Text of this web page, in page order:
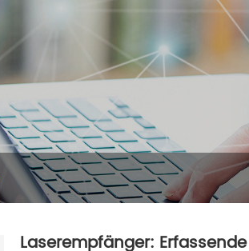
Laserempfänger: